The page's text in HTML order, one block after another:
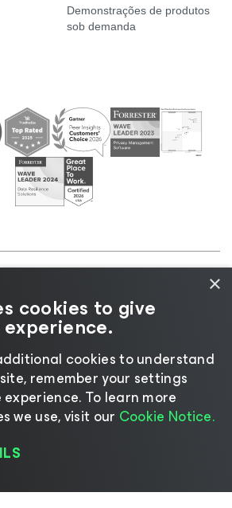
Demonstrações de produtos
sob demanda
|
| Jurídico| Política de
|Recursos para Fornecedores
Mudar idioma
×
cookies to give
cookies to understand
remember your settings
​To learn more
we use, visit our Cookie Notice.